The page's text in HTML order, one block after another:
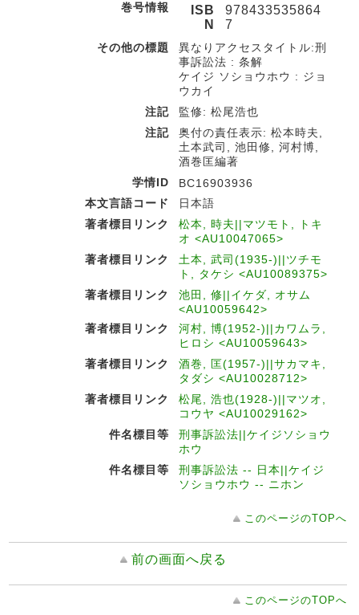
巻号情報
ISB
N
978433535864
7
その他の標題
異なりアクセスタイトル:刑
事訴訟法 : 条解
ケイジ ソショウホウ : ジョ
ウカイ
注記
監修: 松尾浩也
注記
奥付の責任表示: 松本時夫,
土本武司, 池田修, 河村博,
酒巻匡編著
学情ID
BC16903936
本文言語コード
日本語
著者標目リンク
松本, 時夫||マツモト, トキ
オ <AU10047065>
著者標目リンク
土本, 武司(1935-)||ツチモ
ト, タケシ <AU10089375>
著者標目リンク
池田, 修||イケダ, オサム
<AU10059642>
著者標目リンク
河村, 博(1952-)||カワムラ,
ヒロシ <AU10059643>
著者標目リンク
酒巻, 匡(1957-)||サカマキ,
タダシ <AU10028712>
著者標目リンク
松尾, 浩也(1928-)||マツオ,
コウヤ <AU10029162>
件名標目等
刑事訴訟法||ケイジソショウ
ホウ
件名標目等
刑事訴訟法 -- 日本||ケイジ
ソショウホウ -- ニホン
このページのTOPへ
前の画面へ戻る
このページのTOPへ